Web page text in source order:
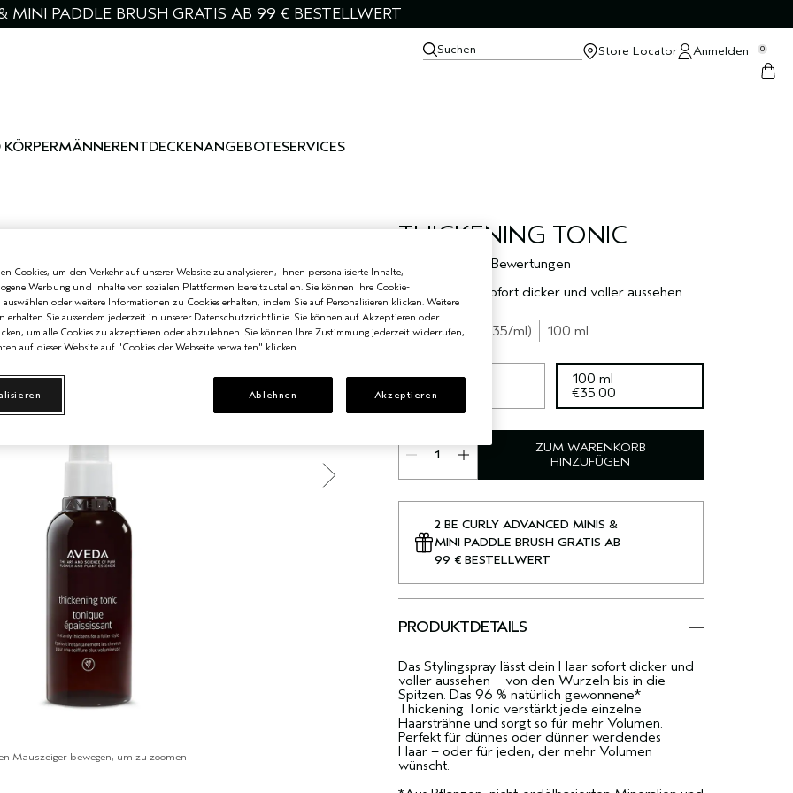
PADDLE BRUSH GRATIS AB 99 € BESTELLWERT
Suchen Store Locator Anmelden 0
MÄNNERENTDECKENANGEBOTESERVICES
THICKENING TONIC
1 Bewertungen
lässt das Haar sofort dicker und voller aussehen
Mauszeiger bewegen, um zu zoomen
€35.00 €0.35/ml 100 ml
30 ml
€12.40
100 ml
€35.00
ZUM WARENKORB
HINZUFÜGEN
2 BE CURLY ADVANCED MINIS &
MINI PADDLE BRUSH GRATIS AB
99 € BESTELLWERT
PRODUKTDETAILS
Das Stylingspray lässt dein Haar sofort dicker und
voller aussehen – von den Wurzeln bis in die
Spitzen. Das 96 % natürlich gewonnene*
Thickening Tonic verstärkt jede einzelne
Haarsträhne und sorgt so für mehr Volumen.
Perfekt für dünnes oder dünner werdendes
Haar – oder für jeden, der mehr Volumen
wünscht.
Cookies, um den Verkehr auf unserer Website zu analysieren, Ihnen personalisierte Inhalte,
Werbung und Inhalte von sozialen Plattformen bereitzustellen. Sie können Ihre Cookie-
auswählen oder weitere Informationen zu Cookies erhalten, indem Sie auf Personalisieren klicken. Weitere
erhalten Sie ausserdem jederzeit in unserer Datenschutzrichtlinie. Sie können auf Akzeptieren oder
um alle Cookies zu akzeptieren oder abzulehnen. Sie können Ihre Zustimmung jederzeit widerrufen,
auf dieser Website auf "Cookies der Webseite verwalten" klicken.
Ablehnen Akzeptieren